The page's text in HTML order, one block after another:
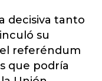
decisiva tanto
su
referéndum
que podría